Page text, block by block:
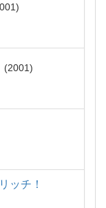
2001
ッチ！